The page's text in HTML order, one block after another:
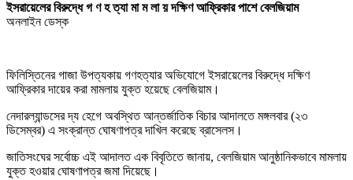
ইসরায়েলের বিরুদ্ধে গ ণ হ ত্যা মা ম লা য় দক্ষিণ আফ্রিকার পাশে বেলজিয়াম
অনলাইন ডেস্ক
ফিলিস্তিনের গাজা উপত্যকায় গণহত্যার অভিযোগে ইসরায়েলের বিরুদ্ধে দক্ষিণ
আফ্রিকার দায়ের করা মামলায় যুক্ত হয়েছে বেলজিয়াম।
নেদারল্যান্ডসের দ্য হেগে অবস্থিত আন্তর্জাতিক বিচার আদালতে মঙ্গলবার (২৩
ডিসেম্বর) এ সংক্রান্ত ঘোষণাপত্র দাখিল করেছে ব্রাসেলস।
জাতিসংঘের সর্বোচ্চ এই আদালত এক বিবৃতিতে জানায়, বেলজিয়াম আনুষ্ঠানিকভাবে মামলায়
যুক্ত হওয়ার ঘোষণাপত্র জমা দিয়েছে।